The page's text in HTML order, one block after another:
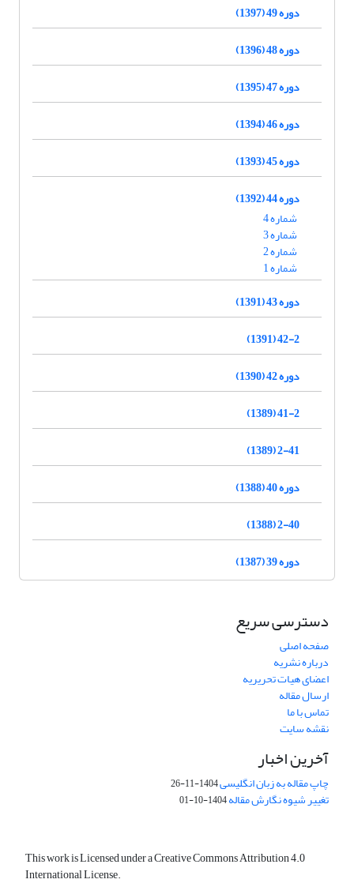
دوره 49 (1397)
دوره 48 (1396)
دوره 47 (1395)
دوره 46 (1394)
دوره 45 (1393)
دوره 44 (1392)
شماره 4
شماره 3
شماره 2
شماره 1
دوره 43 (1391)
42-2 (1391)
دوره 42 (1390)
41-2 (1389)
2-41 (1389)
دوره 40 (1388)
2-40 (1388)
دوره 39 (1387)
دسترسی سریع
صفحه اصلی
درباره نشریه
اعضای هیات تحریریه
ارسال مقاله
تماس با ما
نقشه سایت
آخرین اخبار
چاپ مقاله به زبان انگلیسی1404-11-26
تغییر شیوه نگارش مقاله1404-10-01
This work is Licensed under a Creative Commons Attribution 4.0
International License.